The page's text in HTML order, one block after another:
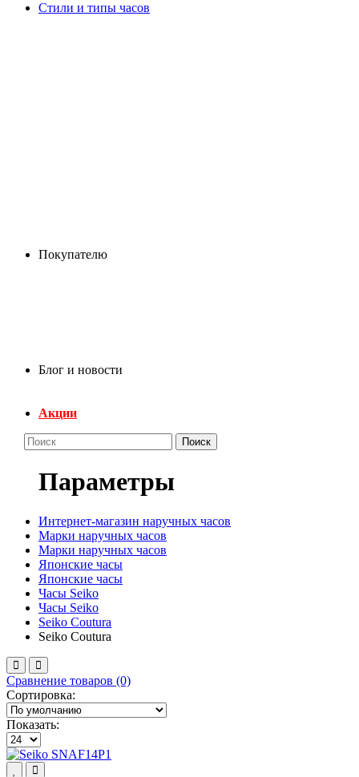
Стили и типы часов
Покупателю
Блог и новости
Акции
Поиск
Параметры
Интернет-магазин наручных часов
Марки наручных часов
Марки наручных часов
Японские часы
Японские часы
Часы Seiko
Часы Seiko
Seiko Coutura
Seiko Coutura
Сравнение товаров (0)
Сортировка:
Показать: